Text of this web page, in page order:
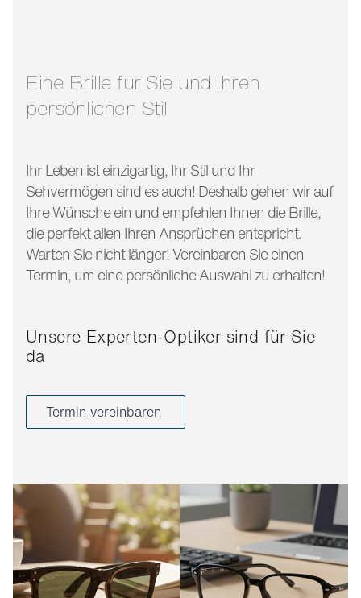
Eine Brille für Sie und Ihren
persönlichen Stil
Ihr Leben ist einzigartig, Ihr Stil und Ihr
Sehvermögen sind es auch! Deshalb gehen wir auf
Ihre Wünsche ein und empfehlen Ihnen die Brille,
die perfekt allen Ihren Ansprüchen entspricht.
Warten Sie nicht länger! Vereinbaren Sie einen
Termin, um eine persönliche Auswahl zu erhalten!
Unsere Experten-Optiker sind für Sie
da
Termin vereinbaren